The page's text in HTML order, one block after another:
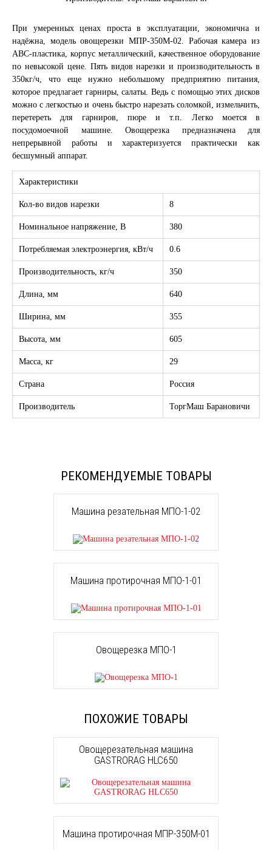
При умеренных ценах проста в эксплуатации, экономична и
надёжна, модель овощерезки МПР-350М-02. Рабочая камера из
АBC-пластика, корпус металлический, качественное оборудование
по невысокой цене. Пять видов нарезки и производительность в
350кг/ч, что еще нужно небольшому предприятию питания,
которое предлагает гарниры, салаты. Ведь с помощью этих дисков
можно с легкостью и очень быстро нарезать соломкой, измельчить,
перетереть для гарниров, пюре и т.п. Легко моется в
посудомоечной машине. Овощерезка предназначена для
непрерывной работы и характеризуется практически как
бесшумный аппарат.
Характеристики
Кол-во видов нарезки 8
Номинальное напряжение, В 380
Потребляемая электроэнергия, кВт/ч 0.6
Производительность, кг/ч 350
Длина, мм 640
Ширина, мм 355
Высота, мм 605
Масса, кг 29
Страна Россия
Производитель ТоргМаш Барановичи
РЕКОМЕНДУЕМЫЕ ТОВАРЫ
Машина резательная МПО-1-02
Машина протирочная МПО-1-01
Овощерезка МПО-1
ПОХОЖИЕ ТОВАРЫ
Овощерезательная машина
GASTRORAG HLC650
Машина протирочная МПР-350М-01